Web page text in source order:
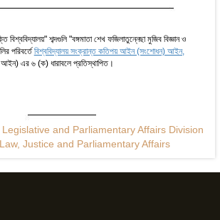
বিশ্ববিদ্যালয়" শব্দগুলি "বঙ্গমাতা শেখ ফজিলাতুন্নেছা মুজিব বিজ্ঞান ও
পরিবর্তেবিশ্ববিদ্যালয় সংক্রান্ত কতিপয় আইন (সংশোধন) আইন,
এর ৬ (ক) ধারাবলে প্রতিস্থাপিত।
and Parliamentary Affairs Division
Justice and Parliamentary Affairs